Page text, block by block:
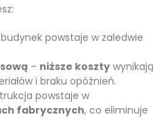
powstaje w zaledwie
– niższe koszty wynikają
i braku opóźnień.
powstaje w
fabrycznych, co eliminuje